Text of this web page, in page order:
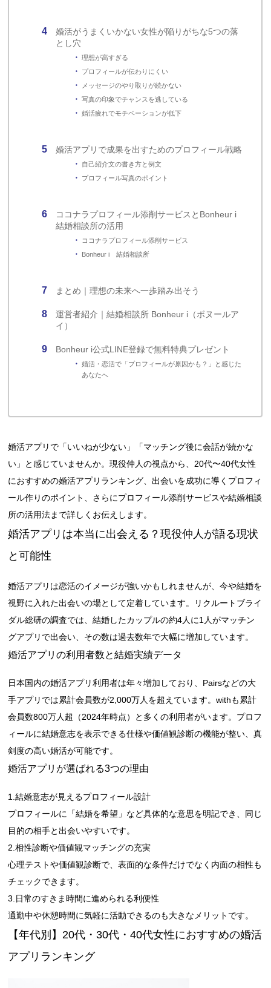
婚活がうまくいかない女性が陥りがちな5つの落
とし穴
理想が高すぎる
プロフィールが伝わりにくい
メッセージのやり取りが続かない
写真の印象でチャンスを逃している
婚活疲れでモチベーションが低下
婚活アプリで成果を出すためのプロフィール戦略
自己紹介文の書き方と例文
プロフィール写真のポイント
ココナラプロフィール添削サービスとBonheur i
結婚相談所の活用
ココナラプロフィール添削サービス
Bonheur i 結婚相談所
まとめ｜理想の未来へ一歩踏み出そう
運営者紹介｜結婚相談所 Bonheur i（ボヌールア
イ）
Bonheur i公式LINE登録で無料特典プレゼント
婚活・恋活で「プロフィールが原因かも？」と感じた
あなたへ
婚活アプリで「いいねが少ない」「マッチング後に会話が続かな
い」と感じていませんか。現役仲人の視点から、20代〜40代女性
におすすめの婚活アプリランキング、出会いを成功に導くプロフィ
ール作りのポイント、さらにプロフィール添削サービスや結婚相談
所の活用法まで詳しくお伝えします。
婚活アプリは本当に出会える？現役仲人が語る現状
と可能性
婚活アプリは恋活のイメージが強いかもしれませんが、今や結婚を
視野に入れた出会いの場として定着しています。リクルートブライ
ダル総研の調査では、結婚したカップルの約4人に1人がマッチン
グアプリで出会い、その数は過去数年で大幅に増加しています。
婚活アプリの利用者数と結婚実績データ
日本国内の婚活アプリ利用者は年々増加しており、Pairsなどの大
手アプリでは累計会員数が2,000万人を超えています。withも累計
会員数800万人超（2024年時点）と多くの利用者がいます。プロフ
ィールに結婚意志を表示できる仕様や価値観診断の機能が整い、真
剣度の高い婚活が可能です。
婚活アプリが選ばれる3つの理由
1.結婚意志が見えるプロフィール設計
プロフィールに「結婚を希望」など具体的な意思を明記でき、同じ
目的の相手と出会いやすいです。
2.相性診断や価値観マッチングの充実
心理テストや価値観診断で、表面的な条件だけでなく内面の相性も
チェックできます。
3.日常のすきま時間に進められる利便性
通勤中や休憩時間に気軽に活動できるのも大きなメリットです。
【年代別】20代・30代・40代女性におすすめの婚活
アプリランキング